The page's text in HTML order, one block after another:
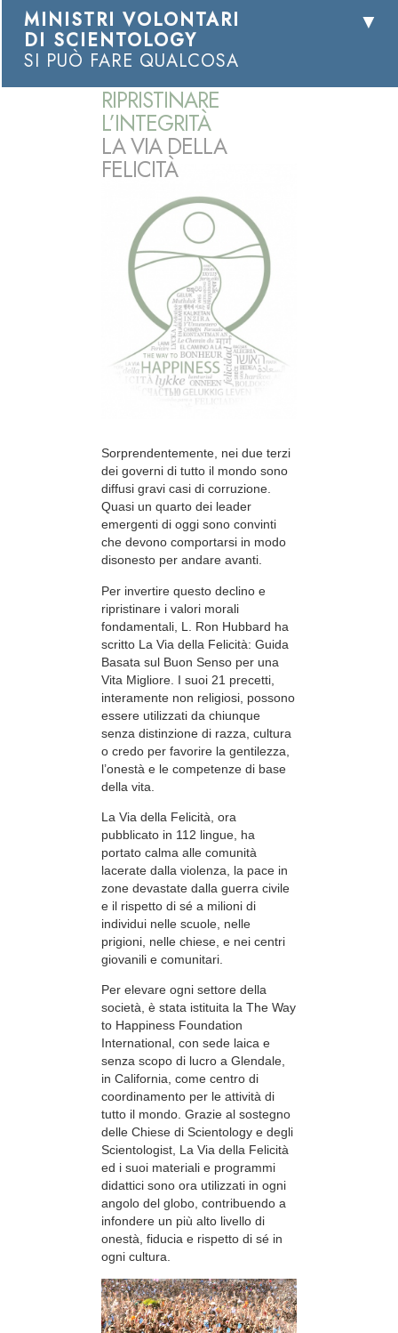
MINISTRI VOLONTARI
DI SCIENTOLOGY
SI PUÒ FARE QUALCOSA
RIPRISTINARE
L’INTEGRITÀ
LA VIA DELLA
FELICITÀ
Sorprendentemente, nei due terzi
dei governi di tutto il mondo sono
diffusi gravi casi di corruzione.
Quasi un quarto dei leader
emergenti di oggi sono convinti
che devono comportarsi in modo
disonesto per andare avanti.
Per invertire questo declino e
ripristinare i valori morali
fondamentali, L. Ron Hubbard ha
scritto La Via della Felicità: Guida
Basata sul Buon Senso per una
Vita Migliore. I suoi 21 precetti,
interamente non religiosi, possono
essere utilizzati da chiunque
senza distinzione di razza, cultura
o credo per favorire la gentilezza,
l’onestà e le competenze di base
della vita.
La Via della Felicità, ora
pubblicato in 112 lingue, ha
portato calma alle comunità
lacerate dalla violenza, la pace in
zone devastate dalla guerra civile
e il rispetto di sé a milioni di
individui nelle scuole, nelle
prigioni, nelle chiese, e nei centri
giovanili e comunitari.
Per elevare ogni settore della
società, è stata istituita la The Way
to Happiness Foundation
International, con sede laica e
senza scopo di lucro a Glendale,
in California, come centro di
coordinamento per le attività di
tutto il mondo. Grazie al sostegno
delle Chiese di Scientology e degli
Scientologist, La Via della Felicità
ed i suoi materiali e programmi
didattici sono ora utilizzati in ogni
angolo del globo, contribuendo a
infondere un più alto livello di
onestà, fiducia e rispetto di sé in
ogni cultura.